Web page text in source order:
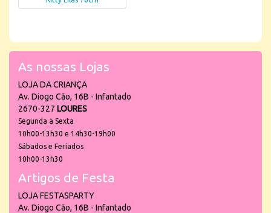
As nossas Lojas
LOJA DA CRIANÇA
Av. Diogo Cão, 16B - Infantado
2670-327 LOURES
Segunda a Sexta
10h00-13h30 e 14h30-19h00
Sábados e Feriados
10h00-13h30
Artigos de Festa
LOJA FESTASPARTY
Av. Diogo Cão, 16B - Infantado